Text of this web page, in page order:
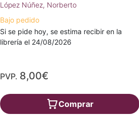
López Núñez, Norberto
Bajo pedido
Si se pide hoy, se estima recibir en la
librería el 24/08/2026
PVP. 8,00€
Comprar